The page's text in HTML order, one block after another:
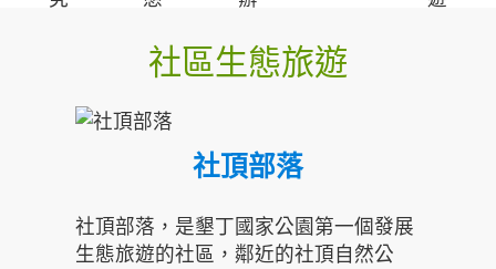
社區生態旅遊
社頂部落
社頂部落，是墾丁國家公園第一個發展
生態旅遊的社區，鄰近的社頂自然公